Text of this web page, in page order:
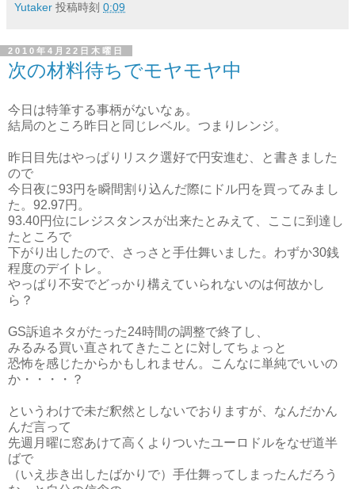
Yutaker 投稿時刻 0:09
2010年4月22日木曜日
次の材料待ちでモヤモヤ中
今日は特筆する事柄がないなぁ。
結局のところ昨日と同じレベル。つまりレンジ。
昨日目先はやっぱりリスク選好で円安進む、と書きました
ので
今日夜に93円を瞬間割り込んだ際にドル円を買ってみまし
た。92.97円。
93.40円位にレジスタンスが出来たとみえて、ここに到達し
たところで
下がり出したので、さっさと手仕舞いました。わずか30銭
程度のデイトレ。
やっぱり不安でどっかり構えていられないのは何故かし
ら？
GS訴追ネタがたった24時間の調整で終了し、
みるみる買い直されてきたことに対してちょっと
恐怖を感じたからかもしれません。こんなに単純でいいの
か・・・・？
というわけで未だ釈然としないでおりますが、なんだかん
んだ言って
先週月曜に窓あけて高くよりついたユーロドルをなぜ道半
ばで
（いえ歩き出したばかりで）手仕舞ってしまったんだろう